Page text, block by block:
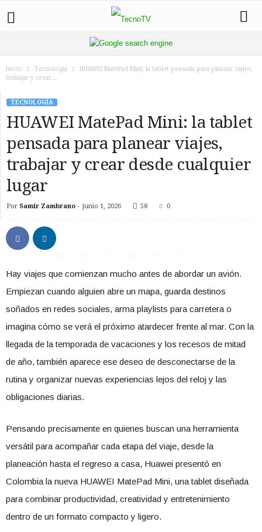
Inicio Tecnología
HUAWEI MatePad Mini: la tablet pensada para planear viajes,
trabajar y crear...
TECNOLOGÍA
HUAWEI MatePad Mini: la tablet
pensada para planear viajes,
trabajar y crear desde cualquier
lugar
Por Samir Zambrano - junio 1, 2026 58 0
Hay viajes que comienzan mucho antes de abordar un avión.
Empiezan cuando alguien abre un mapa, guarda destinos
soñados en redes sociales, arma playlists para carretera o
imagina cómo se verá el próximo atardecer frente al mar. Con la
llegada de la temporada de vacaciones y los recesos de mitad
de año, también aparece ese deseo de desconectarse de la
rutina y organizar nuevas experiencias lejos del reloj y las
obligaciones diarias.
Pensando precisamente en quienes buscan una herramienta
versátil para acompañar cada etapa del viaje, desde la
planeación hasta el regreso a casa, Huawei presentó en
Colombia la nueva HUAWEI MatePad Mini, una tablet diseñada
para combinar productividad, creatividad y entretenimiento
dentro de un formato compacto y ligero.